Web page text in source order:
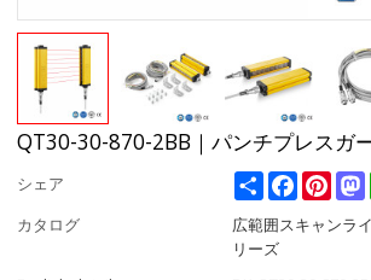
QT30-30-870-2BB｜パンチプレスガ
シェア ShareFacebook
カタログ
広範囲スキャンラ
リーズ